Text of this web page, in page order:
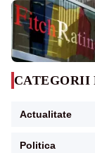
CATEGORII
Actualitate
Politica